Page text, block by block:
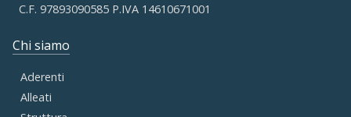
C.F. 97893090585 P.IVA 14610671001
Chi siamo
Aderenti
Alleati